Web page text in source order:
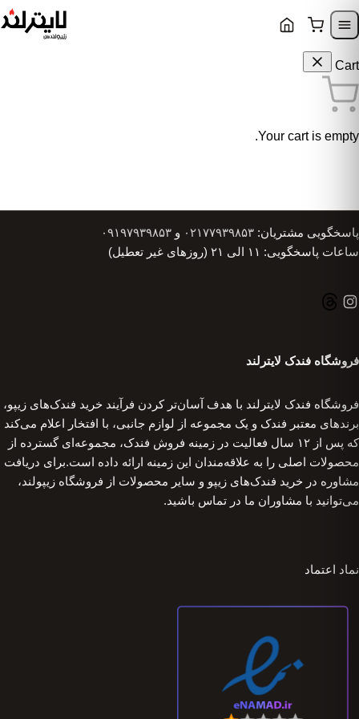
Skip to navigation
Cart
Your cart is empty.
پاسخگویی مشتریان: ۰۲۱۷۷۹۳۹۸۵۳ و ۰۹۱۹۷۹۳۹۸۵۳
ساعات پاسخگویی: ۱۱ الی ۲۱ (روزهای غیر تعطیل)
فروشگاه فندک لایترلند
فروشگاه فندک لایترلند با هدف آسان‌تر کردن فرآیند خرید فندک‌های زیپو،
برندهای معتبر فندک و یک مجموعه از لوازم جانبی، با افتخار اعلام می‌کند
که پس از ۱۲ سال فعالیت در زمینه فروش فندک، مجموعه‌ای گسترده از
محصولات اصلی را به علاقه‌مندان این زمینه ارائه داده است.برای دریافت
مشاوره در خرید فندک‌های زیپو و سایر محصولات از فروشگاه زیپولند،
می‌توانید با مشاوران ما در تماس باشید.
نماد اعتماد